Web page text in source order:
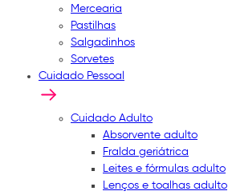
Mercearia
Pastilhas
Salgadinhos
Sorvetes
Cuidado Pessoal
Cuidado Adulto
Absorvente adulto
Fralda geriátrica
Leites e fórmulas adulto
Lenços e toalhas adulto